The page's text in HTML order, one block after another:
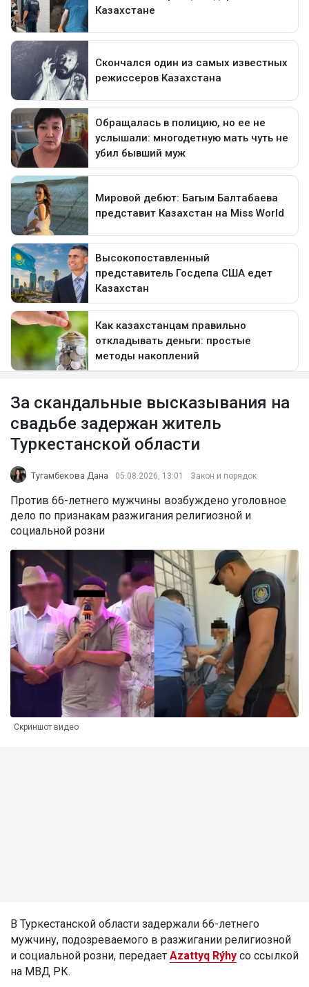
За скандальные высказывания на
свадьбе задержан житель
Туркестанской области
Тугамбекова Дана 05.08.2026, 13:01 Закон и порядок
Против 66-летнего мужчины возбуждено уголовное
дело по признакам разжигания религиозной и
социальной розни
Скриншот видео
В Туркестанской области задержали 66-летнего
мужчину, подозреваемого в разжигании религиозной
и социальной розни, передает Azattyq Rýhy со ссылкой
на МВД РК.